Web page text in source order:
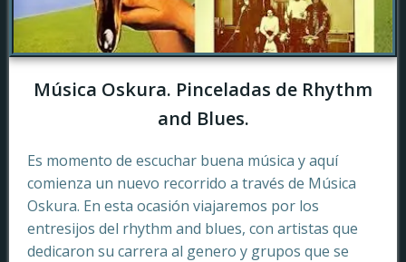
Música Oskura. Pinceladas de Rhythm
and Blues.
Es momento de escuchar buena música y aquí
comienza un nuevo recorrido a través de Música
Oskura. En esta ocasión viajaremos por los
entresijos del rhythm and blues, con artistas que
dedicaron su carrera al genero y grupos que se